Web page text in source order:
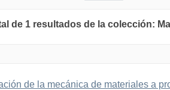
de 1 resultados de la colección:
de la mecánica de materiales a